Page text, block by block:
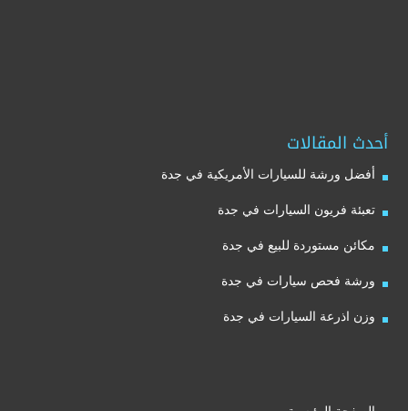
أحدث المقالات
أفضل ورشة للسيارات الأمريكية في جدة
تعبئة فريون السيارات في جدة
مكائن مستوردة للبيع في جدة
ورشة فحص سيارات في جدة
وزن اذرعة السيارات في جدة